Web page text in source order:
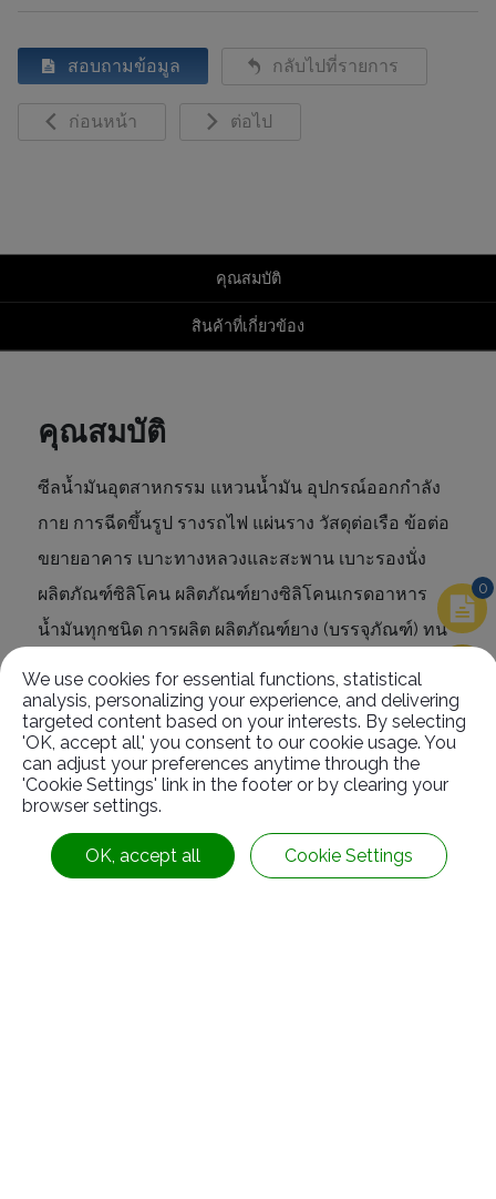
สอบถามข้อมูล กลับไปที่รายการ
ก่อนหน้า ต่อไป
คุณสมบัติ
สินค้าที่เกี่ยวข้อง
คุณสมบัติ
ซีลน้ำมันอุตสาหกรรม แหวนน้ำมัน อุปกรณ์ออกกำลัง
กาย การฉีดขึ้นรูป รางรถไฟ แผ่นราง วัสดุต่อเรือ ข้อต่อ
ขยายอาคาร เบาะทางหลวงและสะพาน เบาะรองนั่ง
ผลิตภัณฑ์ซิลิโคน ผลิตภัณฑ์ยางซิลิโคนเกรดอาหาร
น้ำมันทุกชนิด การผลิต ผลิตภัณฑ์ยาง (บรรจุภัณฑ์) ทน
ที่เกี่ยวข้อง
0
We use cookies for essential functions, statistical
analysis, personalizing your experience, and delivering
targeted content based on your interests. By selecting
'OK, accept all,' you consent to our cookie usage. You
can adjust your preferences anytime through the
'Cookie Settings' link in the footer or by clearing your
browser settings.
OK, accept all Cookie Settings